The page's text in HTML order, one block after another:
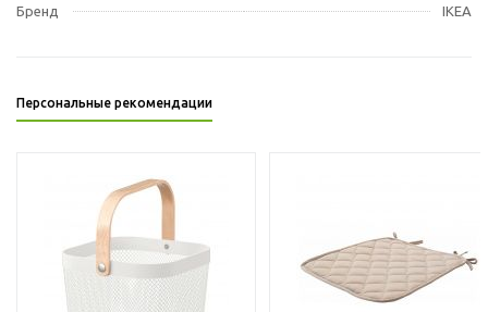
Бренд IKEA
Персональные рекомендации